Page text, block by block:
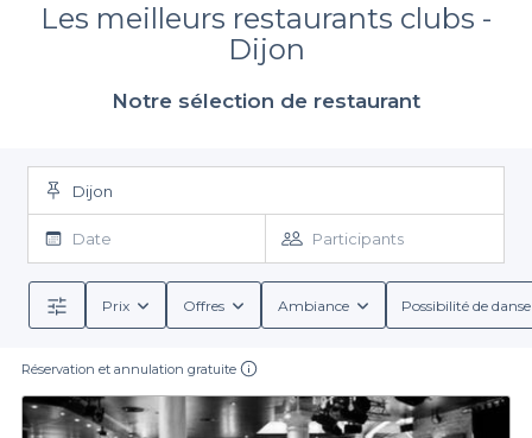
Les meilleurs restaurants clubs -
Dijon
Notre sélection de restaurant
Dijon
Date Participants
Prix Offres Ambiance Possibilité de
Réservation et annulation gratuite